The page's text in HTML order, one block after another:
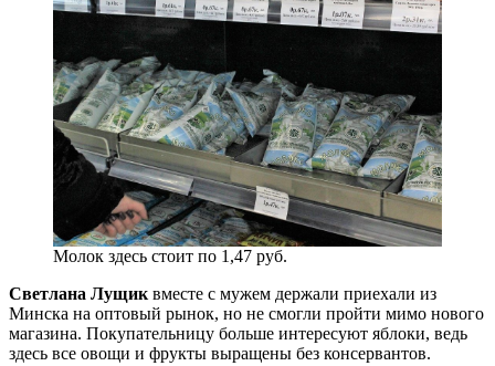
Молок здесь стоит по 1,47 руб.
Светлана Лущик вместе с мужем держали приехали из
Минска на оптовый рынок, но не смогли пройти мимо нового
магазина. Покупательницу больше интересуют яблоки, ведь
здесь все овощи и фрукты выращены без консервантов.